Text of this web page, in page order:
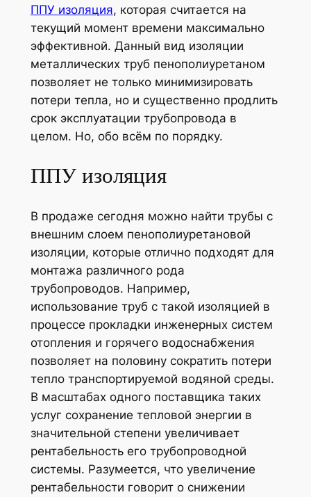
ППУ изоляция, которая считается на
текущий момент времени максимально
эффективной. Данный вид изоляции
металлических труб пенополиуретаном
позволяет не только минимизировать
потери тепла, но и существенно продлить
срок эксплуатации трубопровода в
целом. Но, обо всём по порядку.
ППУ изоляция
В продаже сегодня можно найти трубы с
внешним слоем пенополиуретановой
изоляции, которые отлично подходят для
монтажа различного рода
трубопроводов. Например,
использование труб с такой изоляцией в
процессе прокладки инженерных систем
отопления и горячего водоснабжения
позволяет на половину сократить потери
тепло транспортируемой водяной среды.
В масштабах одного поставщика таких
услуг сохранение тепловой энергии в
значительной степени увеличивает
рентабельность его трубопроводной
системы. Разумеется, что увеличение
рентабельности говорит о снижении